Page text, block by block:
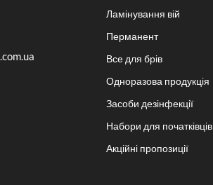
Ламінування вій
Перманент
Все для брів
Одноразова продукція
Засоби дезінфекції
Набори для початківців
Акційні пропозиції